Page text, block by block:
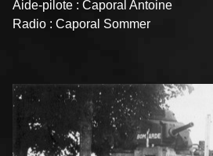
Aide-pilote : Caporal Antoine
Radio : Caporal Sommer